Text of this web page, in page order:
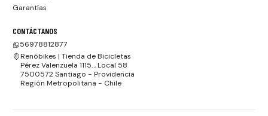
Garantías
CONTÁCTANOS
56978812877
Renóbikes | Tienda de Bicicletas
Pérez Valenzuela 1115. , Local 58
7500572 Santiago - Providencia
Región Metropolitana - Chile